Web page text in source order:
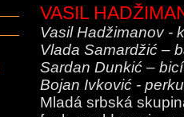
VASIL
Vasil Hadžimanov -
Vlada Samardžić –
Sardan Dunkić – bicí
Bojan Ivković -
Mladá srbská